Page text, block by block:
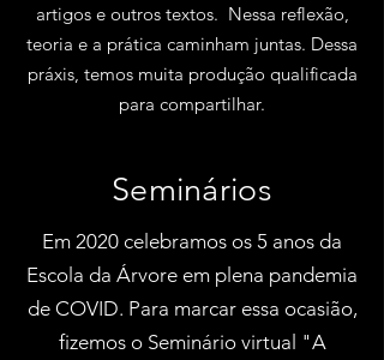
artigos e outros textos. Nessa reflexão,
teoria e a prática caminham juntas. Dessa
práxis, temos muita produção qualificada
para compartilhar.
Seminários
Em 2020 celebramos os 5 anos da
Escola da Árvore em plena pandemia
de COVID. Para marcar essa ocasião,
fizemos o Seminário virtual "A